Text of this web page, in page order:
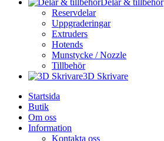
Delar & tillbehör
Reservdelar
Uppgraderingar
Extruders
Hotends
Munstycke / Nozzle
Tillbehör
3D Skrivare
Startsida
Butik
Om oss
Information
Kontakta oss